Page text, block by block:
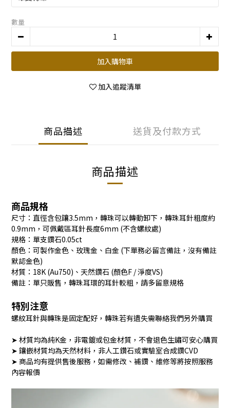
數量
加入購物車
加入追蹤清單
商品描述 送貨及付款方式
商品描述
商品規格
尺寸：直徑含包鑲3.5mm，轉珠可以轉動卸下，轉珠耳針粗度約
0.9mm，可佩戴區耳針長度6mm (不含螺紋處)
規格：單支鑽石0.05ct
顏色：可製作金色、玫瑰金、白金 (下單務必留言備註，沒有備註
默認金色)
材質：18K (Au750)、天然鑽石 (顏色F / 淨度VS)
備註：單只販售，轉珠耳環的耳針較粗，請多留意規格
特別注意
螺紋耳針與轉珠是固定配好，轉珠若有遺失需聯絡我們另外購買
➤ 材質均為純K金，非電鍍或包金材質，不會退色生鏽可安心購買
➤ 鑲嵌材質均為天然材料，非人工鑽石或實驗室合成鑽CVD
➤ 商品均有提供售後服務，如需修改、補鑽、維修等將按照服務
內容報價